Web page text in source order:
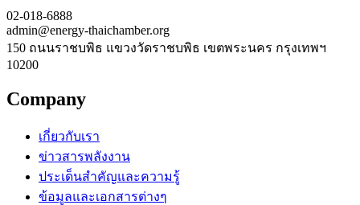
02-018-6888
admin@energy-thaichamber.org
150 ถนนราชบพิธ แขวงวัดราชบพิธ เขตพระนคร กรุงเทพฯ
10200
Company
เกี่ยวกับเรา
ข่าวสารพลังงาน
ประเด็นสำคัญและความรู้
ข้อมูลและเอกสารต่างๆ